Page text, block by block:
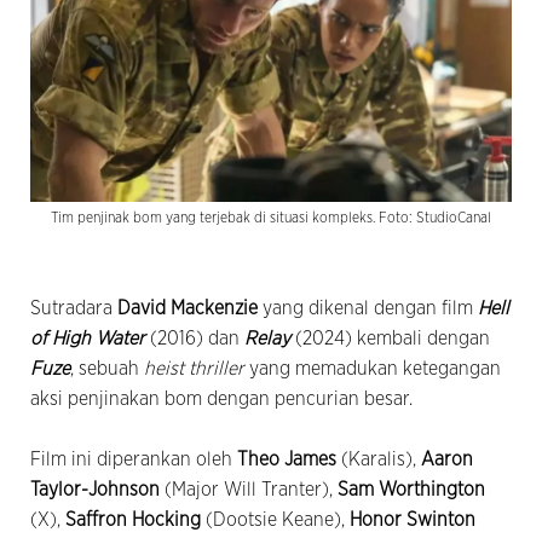
Tim penjinak bom yang terjebak di situasi kompleks. Foto: StudioCanal
Sutradara David Mackenzie yang dikenal dengan film Hell
of High Water(2016) dan Relay(2024) kembali dengan
Fuze, sebuah heist thrilleryang memadukan ketegangan
aksi penjinakan bom dengan pencurian besar.
Film ini diperankan oleh Theo James (Karalis), Aaron
Taylor-Johnson (Major Will Tranter), Sam Worthington
(X), Saffron Hocking (Dootsie Keane), Honor Swinton